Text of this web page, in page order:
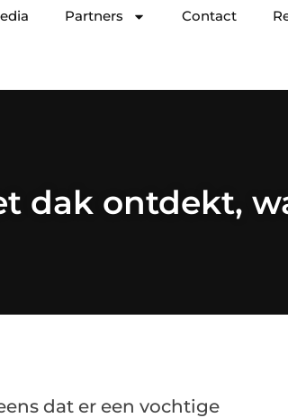
Partners Contact
dak ontdekt,
dat er een vochtige